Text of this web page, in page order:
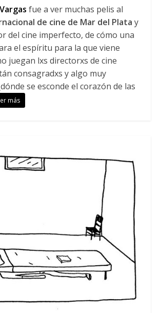
fue a ver muchas pelis al
de cine de Mar del Plata y
del cine imperfecto, de cómo una
el espíritu para la que viene
juegan lxs directorxs de cine
consagradxs y algo muy
se esconde el corazón de las
más